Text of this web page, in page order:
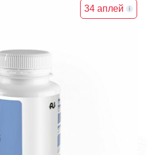
34 аплей